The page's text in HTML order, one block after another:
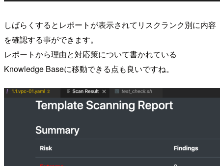
しばらくするとレポートが表示されてリスクランク別に内容
を確認する事ができます。
レポートから理由と対応策について書かれている
Knowledge Baseに移動できる点も良いですね。